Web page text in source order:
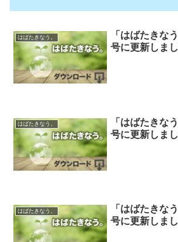
はばたきなう。
「はばたきな
号に更新しまし
はばたきなう。
「はばたきな
号に更新しまし
はばたきなう。
「はばたきな
号に更新しまし